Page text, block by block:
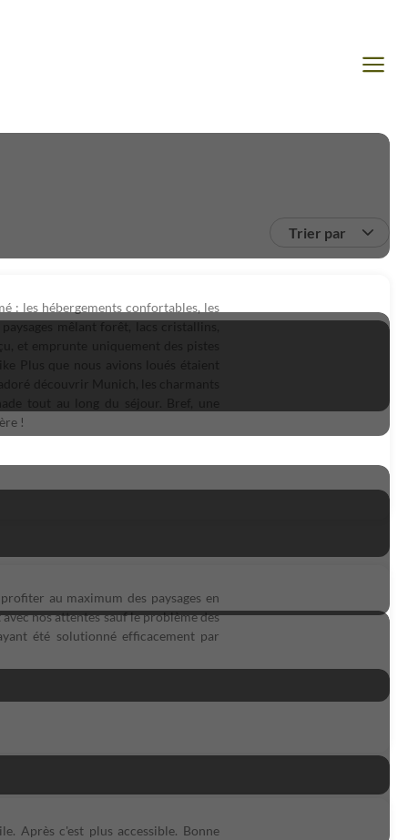
Trier par
: les hébergements confortables, les
!
au maximum des paysages en
nos attentes sauf le problème des
été solutionné efficacement par
Après c'est plus accessible. Bonne